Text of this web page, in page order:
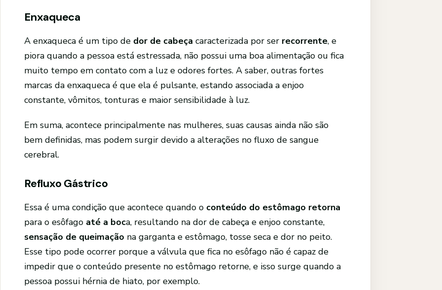
Enxaqueca
A enxaqueca é um tipo de dor de cabeça caracterizada por ser recorrente, e
piora quando a pessoa está estressada, não possui uma boa alimentação ou fica
muito tempo em contato com a luz e odores fortes. A saber, outras fortes
marcas da enxaqueca é que ela é pulsante, estando associada a enjoo
constante, vômitos, tonturas e maior sensibilidade à luz.
Em suma, acontece principalmente nas mulheres, suas causas ainda não são
bem definidas, mas podem surgir devido a alterações no fluxo de sangue
cerebral.
Refluxo Gástrico
Essa é uma condição que acontece quando o conteúdo do estômago retorna
para o esôfago até a boca, resultando na dor de cabeça e enjoo constante,
sensação de queimação na garganta e estômago, tosse seca e dor no peito.
Esse tipo pode ocorrer porque a válvula que fica no esôfago não é capaz de
impedir que o conteúdo presente no estômago retorne, e isso surge quando a
pessoa possui hérnia de hiato, por exemplo.